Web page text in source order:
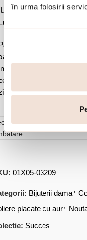
în urma folosirii
42 cm & 3 cm
bijuteria in
pentru a evita
cu apa si
sa o lustruiti cu
(0)
01X05-03209
Bijuterii dama,
placate cu aur,
Succes